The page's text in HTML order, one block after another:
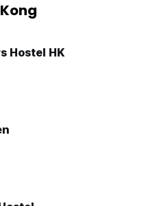
Hostel HK